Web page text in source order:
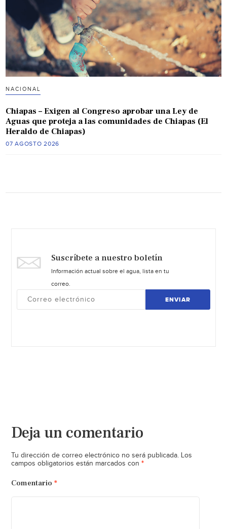
NACIONAL
Chiapas – Exigen al Congreso aprobar una Ley de
Aguas que proteja a las comunidades de Chiapas (El
Heraldo de Chiapas)
07 AGOSTO 2026
Suscríbete a nuestro boletín
Información actual sobre el agua, lista en tu
correo.
ENVIAR
Deja un comentario
Tu dirección de correo electrónico no será publicada. Los
campos obligatorios están marcados con *
Comentario *